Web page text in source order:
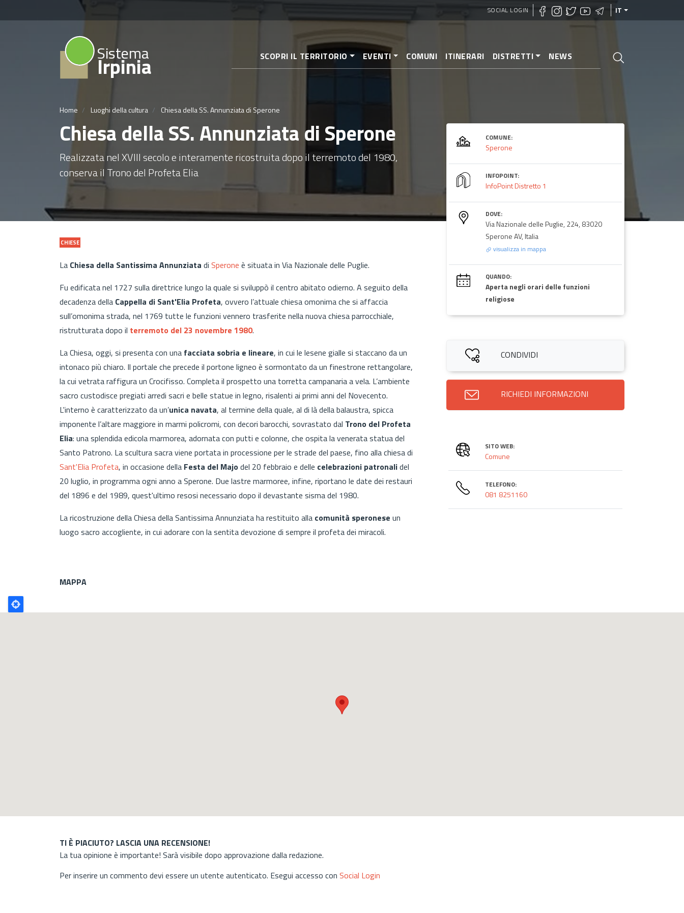
al
principale
SOCIAL LOGIN IT
Sistema
Irpinia SCOPRI IL TERRITORIO EVENTI COMUNI ITINERARI DISTRETTI NEWS
Home Luoghi della cultura Chiesa della SS. Annunziata di Sperone
Chiesa della SS. Annunziata di Sperone
Realizzata nel XVIII secolo e interamente ricostruita dopo il terremoto del 1980,
conserva il Trono del Profeta Elia
CHIESE
La Chiesa della Santissima Annunziata di Sperone è situata in Via Nazionale delle Puglie.
Fu edificata nel 1727 sulla direttrice lungo la quale si sviluppò il centro abitato odierno. A seguito della
decadenza della Cappella di Sant'Elia Profeta, ovvero l’attuale chiesa omonima che si affaccia
sull’omonima strada, nel 1769 tutte le funzioni vennero trasferite nella nuova chiesa parrocchiale,
ristrutturata dopo il terremoto del 23 novembre 1980.
La Chiesa, oggi, si presenta con una facciata sobria e lineare, in cui le lesene gialle si staccano da un
intonaco più chiaro. Il portale che precede il portone ligneo è sormontato da un finestrone rettangolare,
la cui vetrata raffigura un Crocifisso. Completa il prospetto una torretta campanaria a vela. L’ambiente
sacro custodisce pregiati arredi sacri e belle statue in legno, risalenti ai primi anni del Novecento.
L'interno è caratterizzato da un’unica navata, al termine della quale, al di là della balaustra, spicca
imponente l’altare maggiore in marmi policromi, con decori barocchi, sovrastato dal Trono del Profeta
Elia: una splendida edicola marmorea, adornata con putti e colonne, che ospita la venerata statua del
Santo Patrono. La scultura sacra viene portata in processione per le strade del paese, fino alla chiesa di
Sant'Elia Profeta, in occasione della Festa del Majodel 20 febbraio e delle celebrazioni patronalidel
20 luglio, in programma ogni anno a Sperone. Due lastre marmoree, infine, riportano le date dei restauri
del 1896 e del 1989, quest'ultimo resosi necessario dopo il devastante sisma del 1980.
La ricostruzione della Chiesa della Santissima Annunziata ha restituito alla comunità speronese un
luogo sacro accogliente, in cui adorare con la sentita devozione di sempre il profeta dei miracoli.
COMUNE:
Sperone
INFOPOINT:
InfoPoint Distretto 1
DOVE:
Via Nazionale delle Puglie, 224, 83020
Sperone AV, Italia
visualizza in mappa
QUANDO:
Aperta negli orari delle funzioni
religiose
CONDIVIDI
RICHIEDI INFORMAZIONI
SITO WEB:
Comune
TELEFONO:
081 8251160
MAPPA
Poligono
GEO
TI È PIACIUTO? LASCIA UNA RECENSIONE!
La tua opinione è importante! Sarà visibile dopo approvazione dalla redazione.
Per inserire un commento devi essere un utente autenticato. Esegui accesso con Social Login